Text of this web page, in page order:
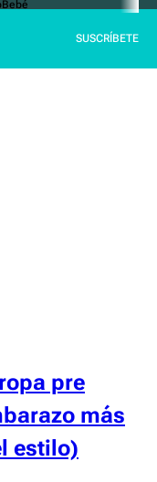
Bebé
SUSCRÍBETE
pre
más
estilo)